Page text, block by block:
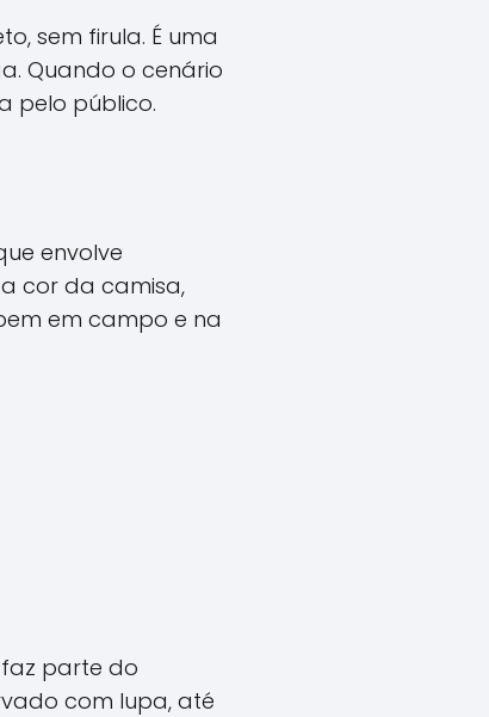
sem firula. É uma
Quando o cenário
pelo público.
envolve
cor da camisa,
em campo e na
parte do
com lupa, até